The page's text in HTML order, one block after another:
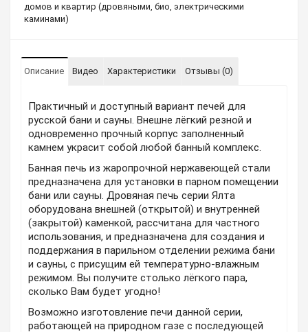
домов и квартир (дровяными, био, электрическими
каминами)
Описание Видео Характеристики Отзывы (0)
Практичный и доступный вариант печей для
русской бани и сауны. Внешне лёгкий резной и
одновременно прочный корпус заполненный
камнем украсит собой любой банный комплекс.
Банная печь из жаропрочной нержавеющей стали
предназначена для установки в парном помещении
бани или сауны. Дровяная печь серии Ялта
оборудована внешней (открытой) и внутренней
(закрытой) каменкой, рассчитана для частного
использования, и предназначена для создания и
поддержания в парильном отделении режима бани
и сауны, с присущим ей температурно-влажным
режимом. Вы получите столько лёгкого пара,
сколько Вам будет угодно!
Возможно изготовление печи данной серии,
работающей на природном газе с последующей